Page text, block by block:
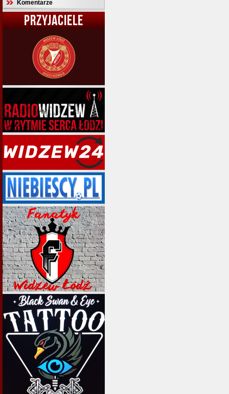
Komentarze
PRZYJACIELE